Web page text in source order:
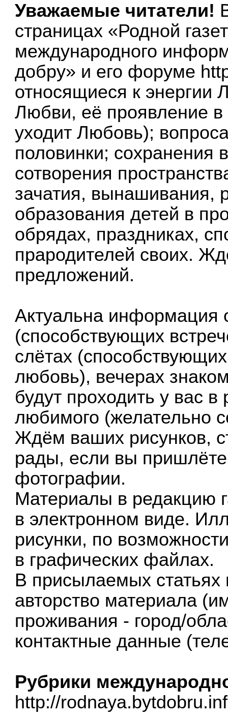
Уважаемые читатели!
страницах «Родной
международного
добру» и его форуме
относящиеся к энергии
Любви, её проявление
уходит Любовь);
половинки; сохранения
сотворения
зачатия, вынашивания,
образования детей в
обрядах, праздниках,
прародителей своих.
предложений.
Актуальна информация
(способствующих
слётах
любовь), вечерах
будут проходить у вас
любимого (желательно
Ждём ваших рисунков,
рады, если вы
фотографии.
Материалы в редакцию
в электронном виде.
рисунки, по
в графических файлах.
В присылаемых статьях
авторство материала
проживания - город/
контактные данные
Рубрики
http://